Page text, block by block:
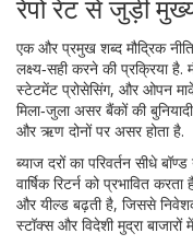
रेपो रेट से जुड़ी
एक और प्रमुख शब्द मौद्रिक नीति
लक्ष्य‑सही करने की प्रक्रियाहै.
स्टेटमेंट प्रोसेसिंग, और ओपन
मिला‑जुला असर बैंकों की
और ऋण दोनों पर असर होता है.
ब्याज दरों का परिवर्तन सीधेबॉण्ड
वार्षिक रिटर्न को प्रभावित करता
और यील्ड बढ़ती है, जिससे
स्टॉक्स और विदेशी मुद्रा